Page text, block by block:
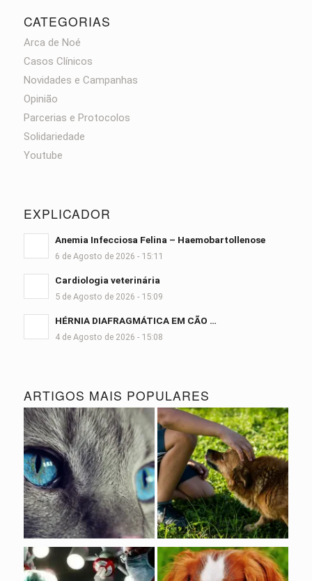
CATEGORIAS
Arca de Noé
Casos Clínicos
Novidades e Campanhas
Opinião
Parcerias e Protocolos
Solidariedade
Youtube
EXPLICADOR
Anemia Infecciosa Felina – Haemobartollenose
6 de Agosto de 2026 - 15:11
Cardiologia veterinária
5 de Agosto de 2026 - 15:09
HÉRNIA DIAFRAGMÁTICA EM CÃO …
4 de Agosto de 2026 - 15:08
ARTIGOS MAIS POPULARES